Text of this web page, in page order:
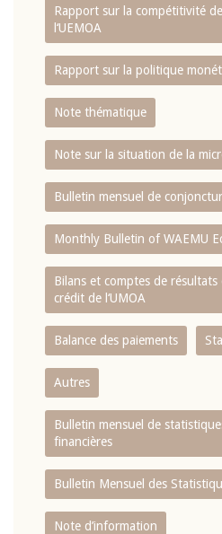
Rapport sur la compétitivité
l‘UEMOA
Rapport sur la politique
Note thématique
Note sur la situation de la
Bulletin mensuel de
Monthly Bulletin of WAEMU
Bilans et comptes de résultats
crédit de l‘UMOA
Balance des paiements
Autres
Bulletin mensuel de
financières
Bulletin Mensuel des
Note d’information